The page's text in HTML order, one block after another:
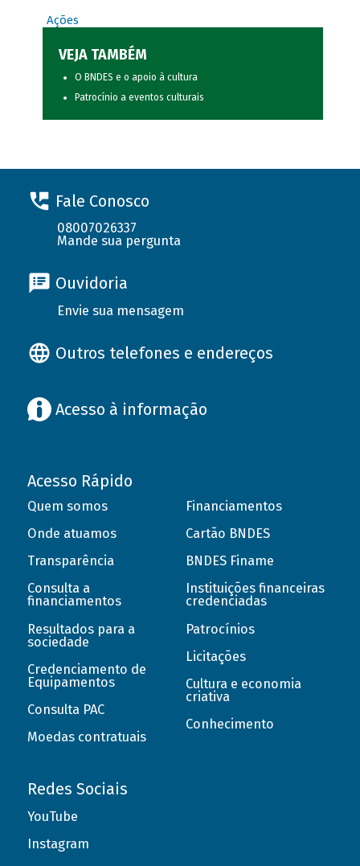
Ações
VEJA TAMBÉM
O BNDES e o apoio à cultura
Patrocínio a eventos culturais
Fale Conosco
08007026337
Mande sua pergunta
Ouvidoria
Envie sua mensagem
Outros telefones e endereços
Acesso à informação
Acesso Rápido
Quem somos
Onde atuamos
Transparência
Consulta a
financiamentos
Resultados para a
sociedade
Credenciamento de
Equipamentos
Consulta PAC
Moedas contratuais
Financiamentos
Cartão BNDES
BNDES Finame
Instituições financeiras
credenciadas
Patrocínios
Licitações
Cultura e economia
criativa
Conhecimento
Redes Sociais
YouTube
Instagram